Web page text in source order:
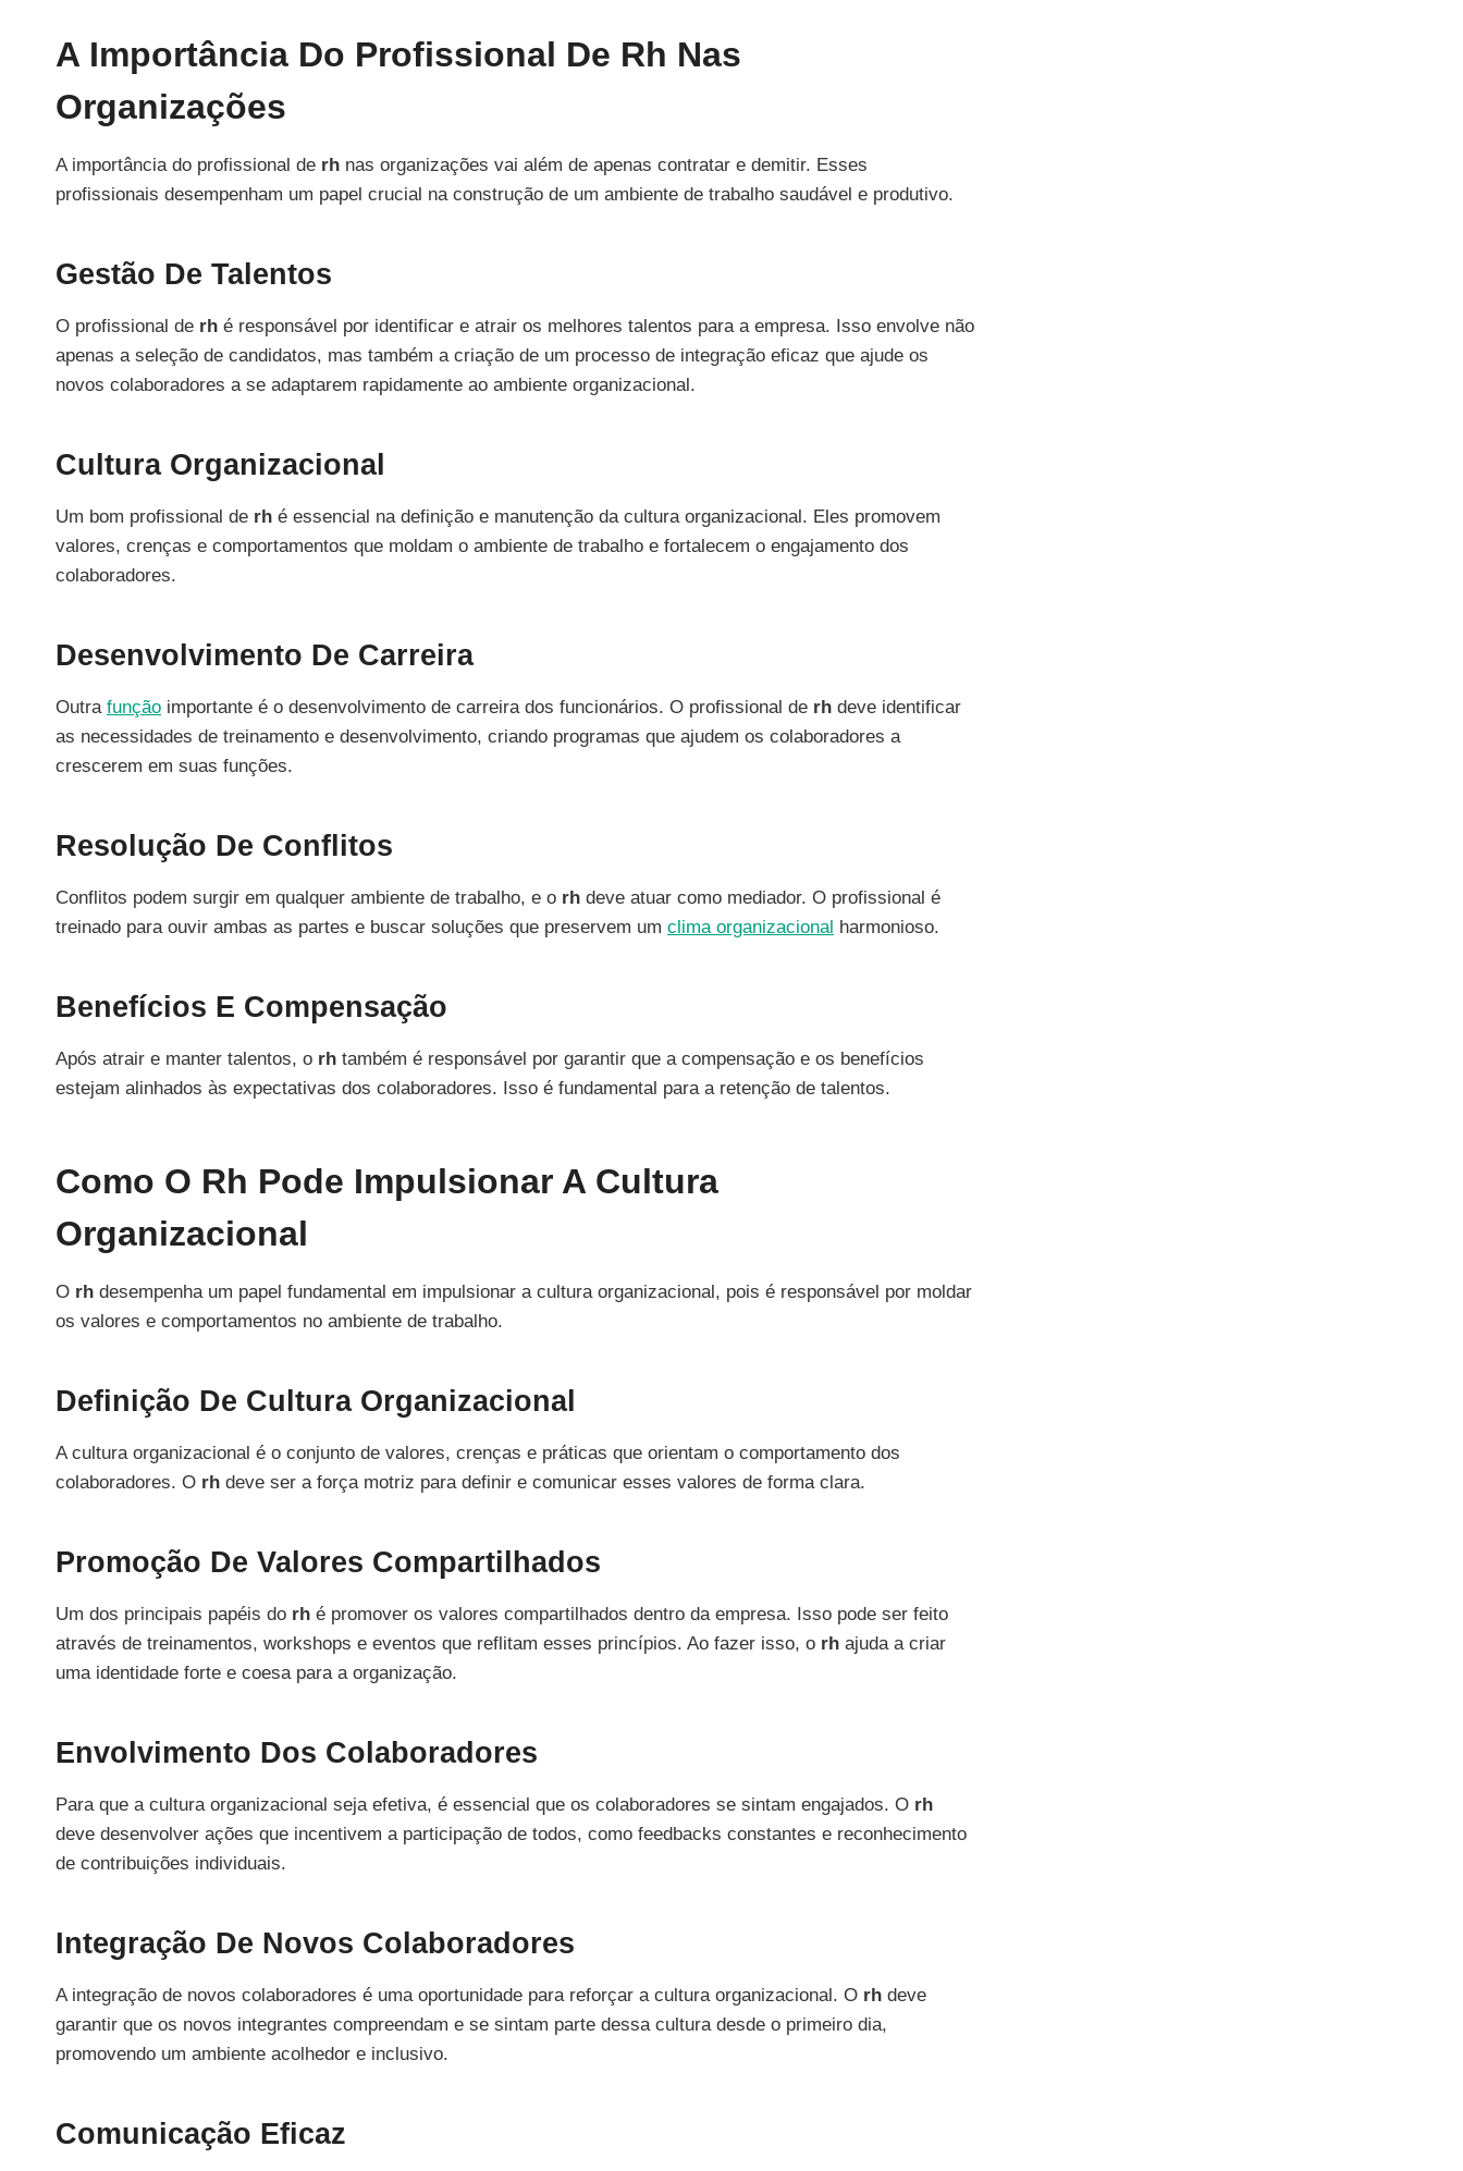
A Importância Do Profissional De Rh Nas
Organizações
A importância do profissional de rh nas organizações vai além de apenas contratar e demitir. Esses
profissionais desempenham um papel crucial na construção de um ambiente de trabalho saudável e produtivo.
Gestão De Talentos
O profissional de rh é responsável por identificar e atrair os melhores talentos para a empresa. Isso envolve não
apenas a seleção de candidatos, mas também a criação de um processo de integração eficaz que ajude os
novos colaboradores a se adaptarem rapidamente ao ambiente organizacional.
Cultura Organizacional
Um bom profissional de rh é essencial na definição e manutenção da cultura organizacional. Eles promovem
valores, crenças e comportamentos que moldam o ambiente de trabalho e fortalecem o engajamento dos
colaboradores.
Desenvolvimento De Carreira
Outra função importante é o desenvolvimento de carreira dos funcionários. O profissional de rh deve identificar
as necessidades de treinamento e desenvolvimento, criando programas que ajudem os colaboradores a
crescerem em suas funções.
Resolução De Conflitos
Conflitos podem surgir em qualquer ambiente de trabalho, e o rh deve atuar como mediador. O profissional é
treinado para ouvir ambas as partes e buscar soluções que preservem um clima organizacional harmonioso.
Benefícios E Compensação
Após atrair e manter talentos, o rh também é responsável por garantir que a compensação e os benefícios
estejam alinhados às expectativas dos colaboradores. Isso é fundamental para a retenção de talentos.
Como O Rh Pode Impulsionar A Cultura
Organizacional
O rh desempenha um papel fundamental em impulsionar a cultura organizacional, pois é responsável por moldar
os valores e comportamentos no ambiente de trabalho.
Definição De Cultura Organizacional
A cultura organizacional é o conjunto de valores, crenças e práticas que orientam o comportamento dos
colaboradores. O rh deve ser a força motriz para definir e comunicar esses valores de forma clara.
Promoção De Valores Compartilhados
Um dos principais papéis do rh é promover os valores compartilhados dentro da empresa. Isso pode ser feito
através de treinamentos, workshops e eventos que reflitam esses princípios. Ao fazer isso, o rh ajuda a criar
uma identidade forte e coesa para a organização.
Envolvimento Dos Colaboradores
Para que a cultura organizacional seja efetiva, é essencial que os colaboradores se sintam engajados. O rh
deve desenvolver ações que incentivem a participação de todos, como feedbacks constantes e reconhecimento
de contribuições individuais.
Integração De Novos Colaboradores
A integração de novos colaboradores é uma oportunidade para reforçar a cultura organizacional. O rh deve
garantir que os novos integrantes compreendam e se sintam parte dessa cultura desde o primeiro dia,
promovendo um ambiente acolhedor e inclusivo.
Comunicação Eficaz